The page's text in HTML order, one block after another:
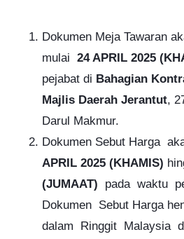
Dokumen Meja Tawaran
mulai 24 APRIL 2025
pejabat di Bahagian
Majlis Daerah Jerantut,
Darul Makmur.
Dokumen Sebut Harga
APRIL 2025 (KHAMIS)
(JUMAAT)
pada waktu
Dokumen Sebut Harga
dalam Ringgit Malaysia